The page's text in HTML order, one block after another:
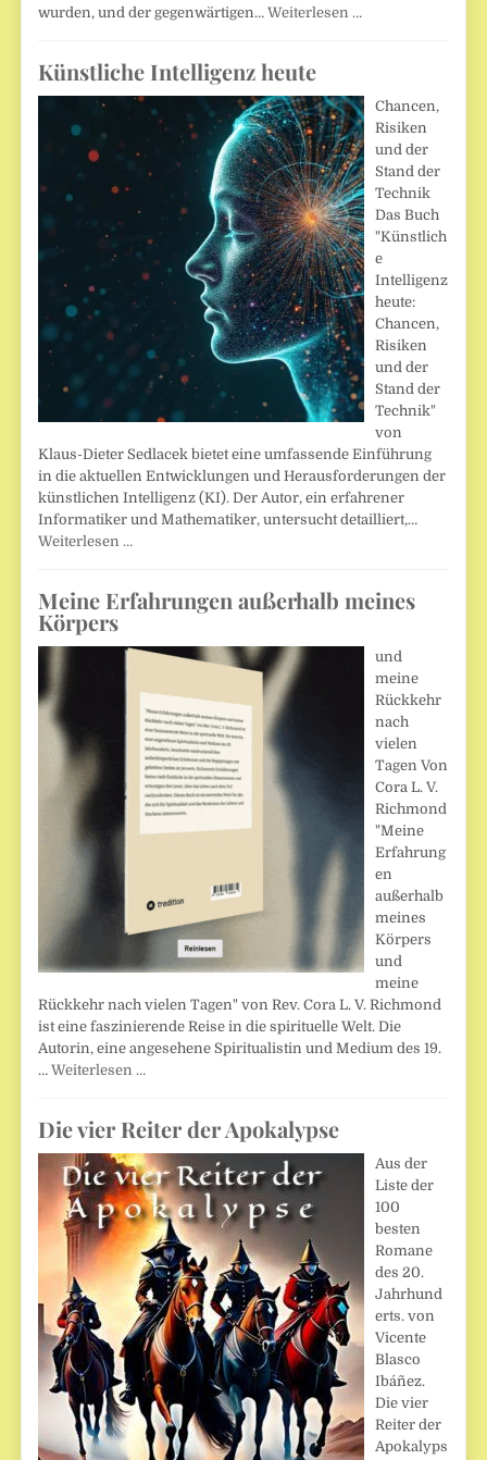
wurden, und der gegenwärtigen…Weiterlesen …
Künstliche Intelligenz heute
Chancen,
Risiken
und der
Stand der
Technik
Das Buch
"Künstlich
e
Intelligenz
heute:
Chancen,
Risiken
und der
Stand der
Technik"
von
Klaus-Dieter Sedlacek bietet eine umfassende Einführung
in die aktuellen Entwicklungen und Herausforderungen der
künstlichen Intelligenz (KI). Der Autor, ein erfahrener
Informatiker und Mathematiker, untersucht detailliert,…
Weiterlesen …
Meine Erfahrungen außerhalb meines
Körpers
und
meine
Rückkehr
nach
vielen
Tagen Von
Cora L. V.
Richmond
"Meine
Erfahrung
en
außerhalb
meines
Körpers
und
meine
Rückkehr nach vielen Tagen" von Rev. Cora L. V. Richmond
ist eine faszinierende Reise in die spirituelle Welt. Die
Autorin, eine angesehene Spiritualistin und Medium des 19.
…Weiterlesen …
Die vier Reiter der Apokalypse
Aus der
Liste der
100
besten
Romane
des 20.
Jahrhund
erts. von
Vicente
Blasco
Ibáñez.
Die vier
Reiter der
Apokalyps